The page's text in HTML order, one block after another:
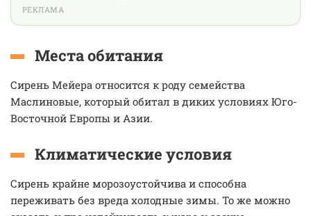
РЕКЛАМА
Места обитания
Сирень Мейера относится к роду семейства
Маслиновые, который обитал в диких условиях Юго-
Восточной Европы и Азии.
Климатические условия
Сирень крайне морозоустойчива и способна
переживать без вреда холодные зимы. То же можно